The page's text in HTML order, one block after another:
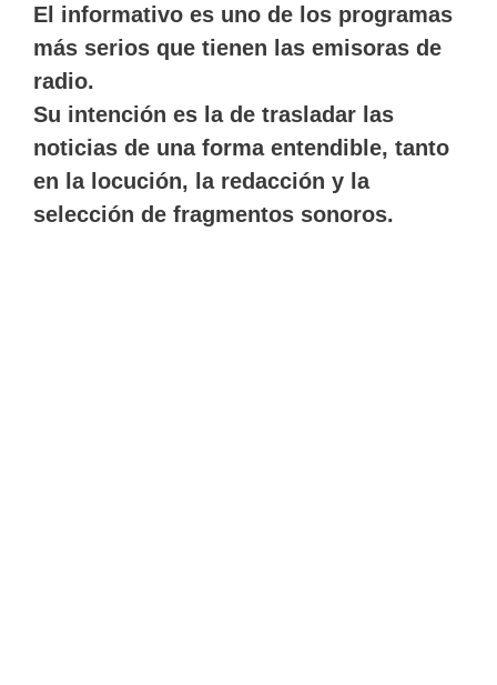
El informativo es uno de los programas
más serios que tienen las emisoras de
radio.
Su intención es la de trasladar las
noticias de una forma entendible, tanto
en la locución, la redacción y la
selección de fragmentos sonoros.